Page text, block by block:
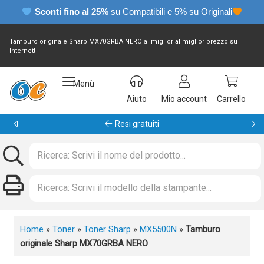
Sconti fino al 25% su Compatibili e 5% su Originali
Tamburo originale Sharp MX70GRBA NERO al miglior al miglior prezzo su
Internet!
Menù
Aiuto
Mio account Carrello
Garanzia 24 mesi
Home » Toner » Toner Sharp » MX5500N » Tamburo
originale Sharp MX70GRBA NERO